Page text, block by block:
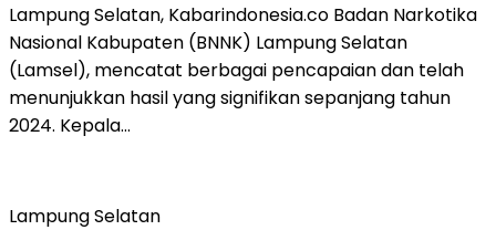
Lampung Selatan, Kabarindonesia.co Badan Narkotika
Nasional Kabupaten (BNNK) Lampung Selatan
(Lamsel), mencatat berbagai pencapaian dan telah
menunjukkan hasil yang signifikan sepanjang tahun
2024. Kepala…
Lampung Selatan